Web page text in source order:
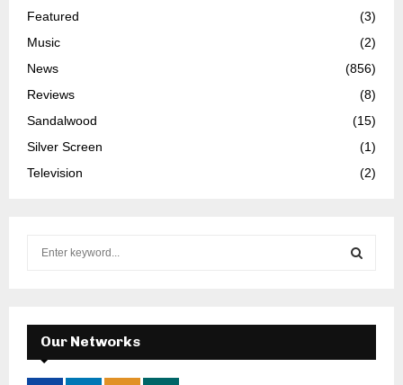
Featured
(3)
Music
(2)
News
(856)
Reviews
(8)
Sandalwood
(15)
Silver Screen
(1)
Television
(2)
f
o
E
A
Our Networks